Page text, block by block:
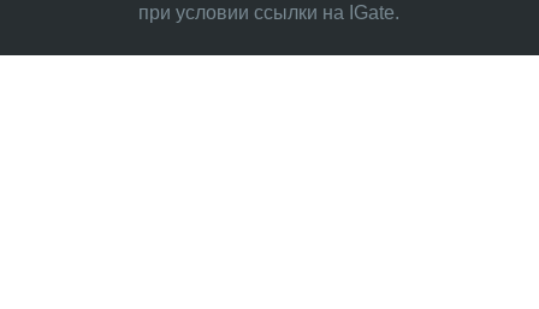
при условии ссылки на IGate.